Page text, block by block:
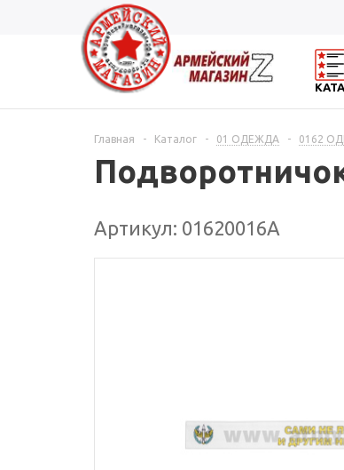
Главная - Каталог - 01 ОДЕЖДА - 0162
Артикул: 01620016А